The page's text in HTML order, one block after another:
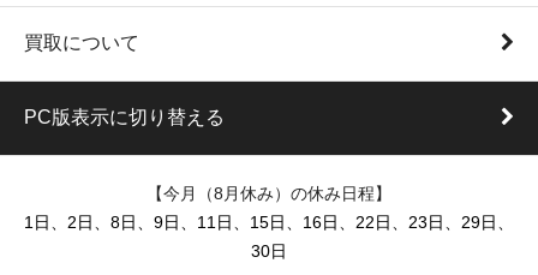
買取について
PC版表示に切り替える
【今月（8月休み）の休み日程】
1日、2日、8日、9日、11日、15日、16日、22日、23日、29日、
30日